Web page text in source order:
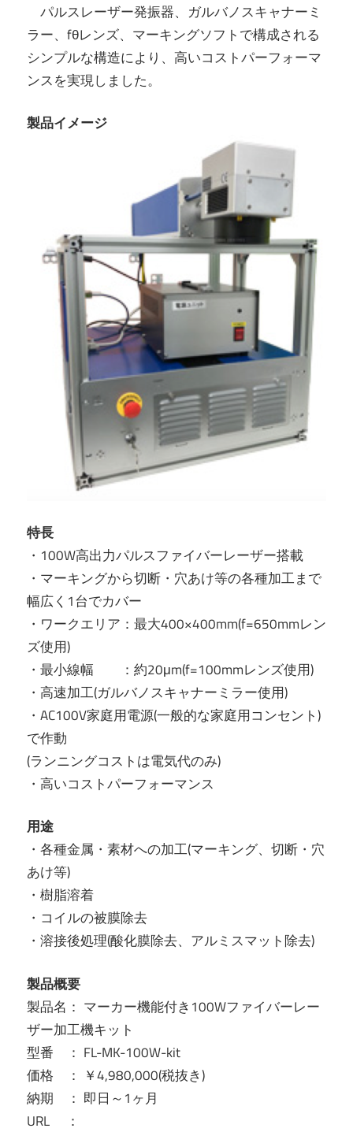
パルスレーザー発振器、ガルバノスキャナーミ
ラー、fθレンズ、マーキングソフトで構成される
シンプルな構造により、高いコストパーフォーマ
ンスを実現しました。
製品イメージ
特長
・100W高出力パルスファイバーレーザー搭載
・マーキングから切断・穴あけ等の各種加工まで
幅広く1台でカバー
・ワークエリア：最大400×400mm(f=650mmレン
ズ使用)
・最小線幅 ：約20μm(f=100mmレンズ使用)
・高速加工(ガルバノスキャナーミラー使用)
・AC100V家庭用電源(一般的な家庭用コンセント)
で作動
(ランニングコストは電気代のみ)
・高いコストパーフォーマンス
用途
・各種金属・素材への加工(マーキング、切断・穴
あけ等)
・樹脂溶着
・コイルの被膜除去
・溶接後処理(酸化膜除去、アルミスマット除去)
製品概要
製品名： マーカー機能付き100Wファイバーレー
ザー加工機キット
型番 ： FL-MK-100W-kit
価格 ： ￥4,980,000(税抜き)
納期 ： 即日～1ヶ月
URL ：